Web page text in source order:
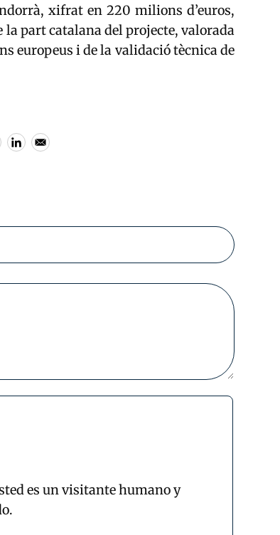
xifrat en 220 milions d’euros,
part catalana del projecte, valorada
europeus i de la validació tècnica de
es un visitante humano y